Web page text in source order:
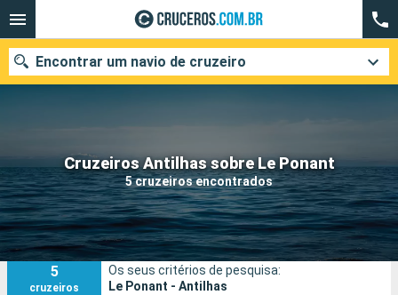
Cruzeiros Antilhas sobre Le Ponant
5 cruzeiros encontrados
Encontrar um navio de cruzeiro
Quando ir?
Data de partida
Cidades Companhias
Pesquisar
5
cruzeiros
Os seus critérios de pesquisa:
Le Ponant - Antilhas